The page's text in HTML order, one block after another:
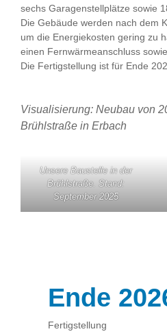
sechs Garagenstellplätze sowie
Die Gebäude werden nach dem
um die Energiekosten gering zu
einen Fernwärmeanschluss
Die Fertigstellung ist für Ende
Visualisierung: Neubau von
Brühlstraße in Erbach
Unsere Baustelle in der
Brühlstraße. Stand:
September 2025
Ende
Fertigstellung